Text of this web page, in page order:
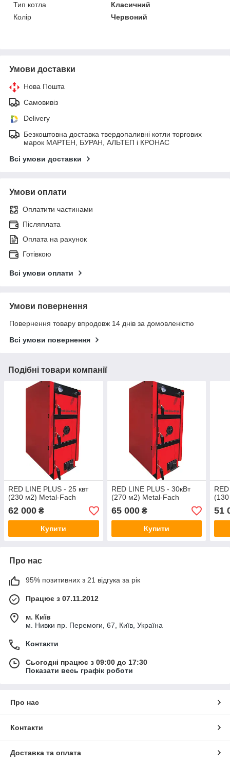
Тип котла
Класичний
Колір
Червоний
Умови доставки
Нова Пошта
Самовивіз
Delivery
Безкоштовна доставка твердопаливні котли торгових
марок МАРТЕН, БУРАН, АЛЬТЕП і КРОНАС
Всі умови доставки
Умови оплати
Оплатити частинами
Післяплата
Оплата на рахунок
Готівкою
Всі умови оплати
Умови повернення
Повернення товару впродовж 14 днів за домовленістю
Всі умови повернення
Подібні товари компанії
RED LINE PLUS - 25 квт
(230 м2) Metal-Fach
62 000 ₴
Купити
RED LINE PLUS - 30кВт
(270 м2) Metal-Fach
65 000₴
Купити
51
Про нас
95% позитивних з 21 відгука за рік
Працює з 07.11.2012
м. Київ
м. Нивки пр. Перемоги, 67, Київ, Україна
Контакти
Сьогодні працює з 09:00 до 17:30
Показати весь графік роботи
Про нас
Контакти
Доставка та оплата